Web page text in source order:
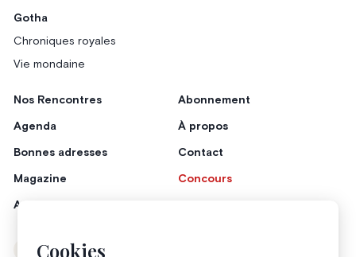
Cookies
Gotha
Chroniques royales
Vie mondaine
Nos Rencontres
Agenda
Bonnes adresses
Magazine
Annonceurs
Abonnement
À propos
Contact
Concours
Instagram